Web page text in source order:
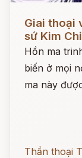
Giai thoại
sứ Kim Chi
Hồn ma
biến ở mọi
ma này
Thần thoại